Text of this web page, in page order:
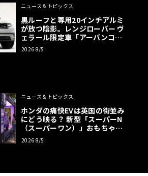
ニュース＆トピックス
黒ルーフと専用20インチアルミ
が放つ陰影。レンジローバー ヴ
ェラール限定車「アーバンコン
トラスト・エディション」登場
2026 8/5
ニュース＆トピックス
ホンダの痛快EVは英国の街並み
にどう映る？ 新型「スーパーN
（スーパーワン）」おもちゃ箱
ツアーの全貌
2026 8/5